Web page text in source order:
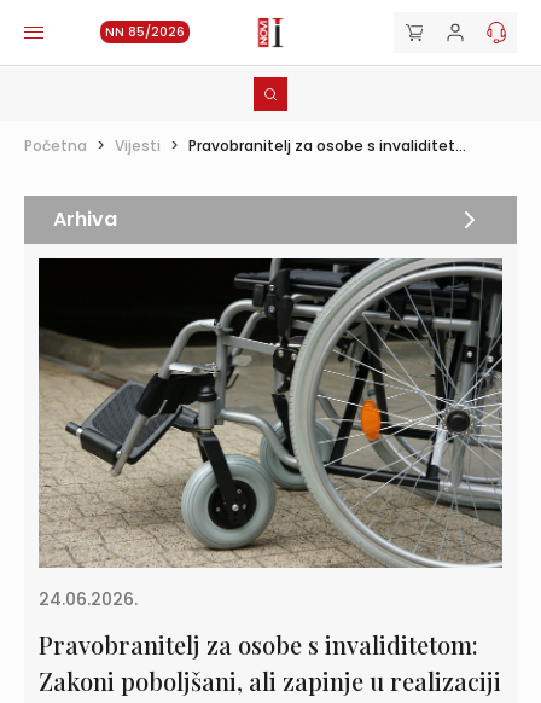
NN 85/2026
Početna > Vijesti > Pravobranitelj za osobe s invaliditet...
24.06.2026.
Pravobranitelj za osobe s invaliditetom:
Zakoni poboljšani, ali zapinje u realizaciji
Arhiva